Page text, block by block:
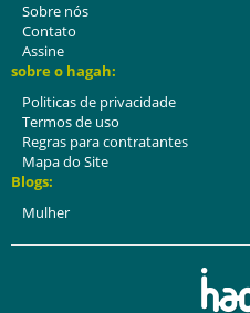
Sobre nós
Contato
Assine
sobre o hagah:
Politicas de privacidade
Termos de uso
Regras para contratantes
Mapa do Site
Blogs:
Mulher